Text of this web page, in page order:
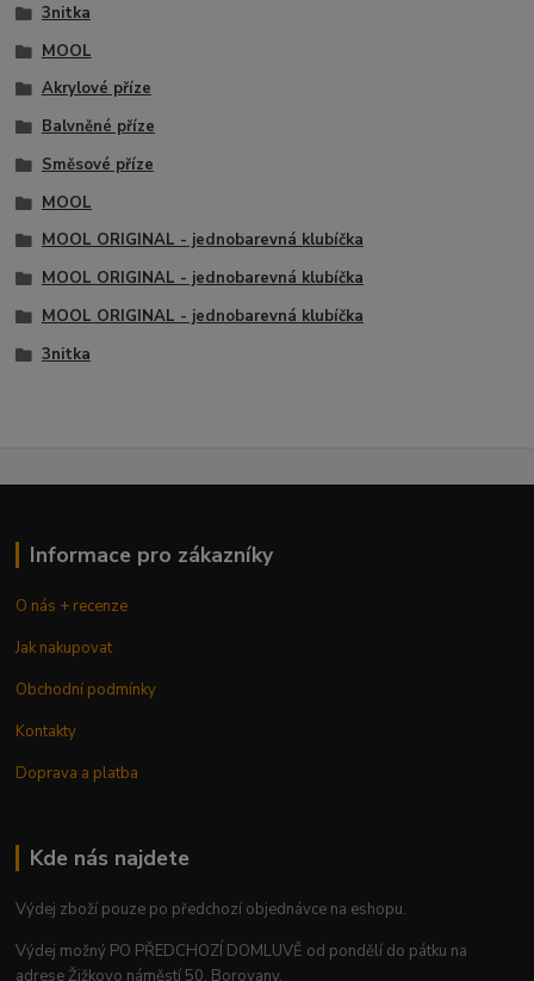
3nitka
MOOL
Akrylové příze
Balvněné příze
Směsové příze
MOOL
MOOL ORIGINAL - jednobarevná klubíčka
MOOL ORIGINAL - jednobarevná klubíčka
MOOL ORIGINAL - jednobarevná klubíčka
3nitka
Informace pro zákazníky
O nás + recenze
Jak nakupovat
Obchodní podmínky
Kontakty
Doprava a platba
Kde nás najdete
Výdej zboží pouze po předchozí objednávce na eshopu.
Výdej možný PO PŘEDCHOZÍ DOMLUVĚ od pondělí do pátku na
adrese Žižkovo náměstí 50, Borovany.